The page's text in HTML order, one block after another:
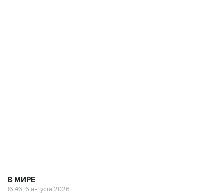
В МИРЕ
16:46, 6 августа 2026